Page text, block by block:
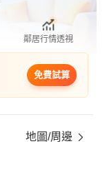
鄰居行情透視
免費試算
地圖/周邊